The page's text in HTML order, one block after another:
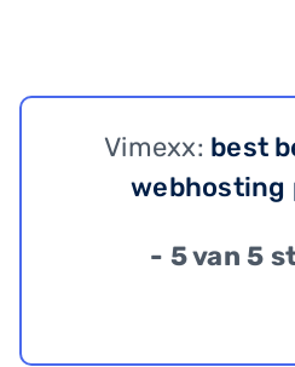
Vimexx: best
webhosting
- 5 van 5